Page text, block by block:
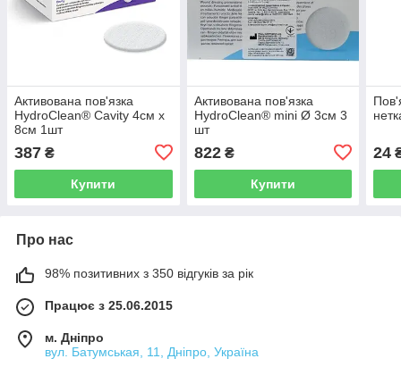
Активована пов'язка
HydroClean® Cavity 4см х
8см 1шт
387 ₴
Купити
Активована пов'язка
HydroClean® mini Ø 3см 3
шт
822₴
Купити
24
Про нас
98% позитивних з 350 відгуків за рік
Працює з 25.06.2015
м. Дніпро
вул. Батумськая, 11, Дніпро, Україна